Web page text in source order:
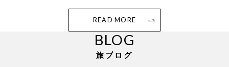
READ MORE
BLOG
旅ブログ